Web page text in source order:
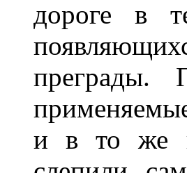
дороге в
преграды.
и в то же